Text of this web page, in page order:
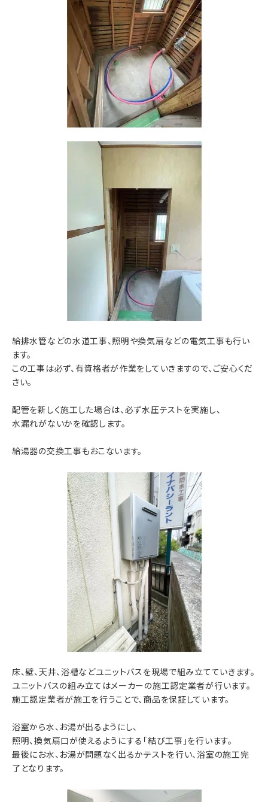
給排水管などの水道工事、照明や換気扇などの電気工事も行い
ます。
この工事は必ず、有資格者が作業をしていきますので、ご安心くだ
さい。
配管を新しく施工した場合は、必ず水圧テストを実施し、
水漏れがないかを確認します。
給湯器の交換工事もおこないます。
床、壁、天井、浴槽などユニットバスを現場で組み立てていきます。
ユニットバスの組み立てはメーカーの施工認定業者が行います。
施工認定業者が施工を行うことで、商品を保証しています。
浴室から水、お湯が出るようにし、
照明、換気扇口が使えるようにする「結び工事」を行います。
最後にお水、お湯が問題なく出るかテストを行い、浴室の施工完
了となります。